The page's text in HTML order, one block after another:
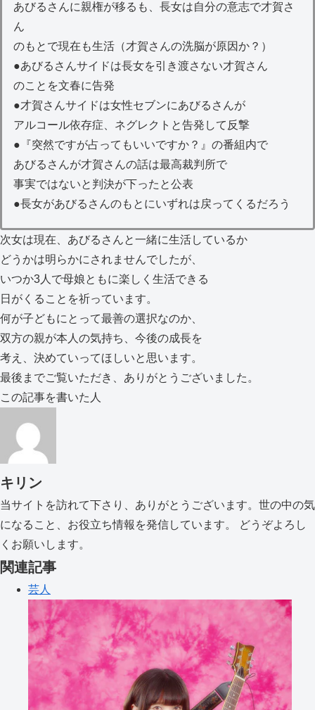
あびるさんに親権が移るも、長女は自分の意志で才賀さ
ん
のもとで現在も生活（才賀さんの洗脳が原因か？）
●あびるさんサイドは長女を引き渡さない才賀さん
のことを文春に告発
●才賀さんサイドは女性セブンにあびるさんが
アルコール依存症、ネグレクトと告発して反撃
●『突然ですが占ってもいいですか？』の番組内で
あびるさんが才賀さんの話は最高裁判所で
事実ではないと判決が下ったと公表
●長女があびるさんのもとにいずれは戻ってくるだろう
次女は現在、あびるさんと一緒に生活しているか
どうかは明らかにされませんでしたが、
いつか3人で母娘ともに楽しく生活できる
日がくることを祈っています。
何が子どもにとって最善の選択なのか、
双方の親が本人の気持ち、今後の成長を
考え、決めていってほしいと思います。
最後までご覧いただき、ありがとうございました。
この記事を書いた人
キリン
当サイトを訪れて下さり、ありがとうございます。世の中の気
になること、お役立ち情報を発信しています。 どうぞよろし
くお願いします。
関連記事
芸人